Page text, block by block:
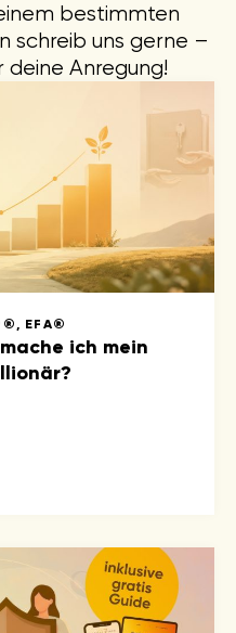
bestimmten
schreib uns gerne –
deine Anregung!
EFA®
ich mein